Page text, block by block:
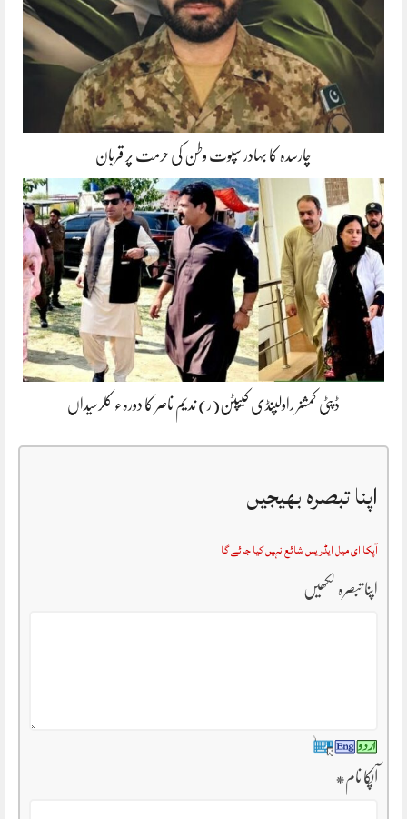
چارسدہ کا بہادر سپوت وطن کی حرمت پر قربان
ڈپٹی کمشنر راولپنڈی کیپٹن(ر) ندیم ناصر کا دورہء کلرسیداں
اپنا تبصرہ بھیجیں
آپکا ای میل ایڈریس شائع نہیں کیا جائے گا
اپنا تبصرہ لکھیں
آپکا نام*